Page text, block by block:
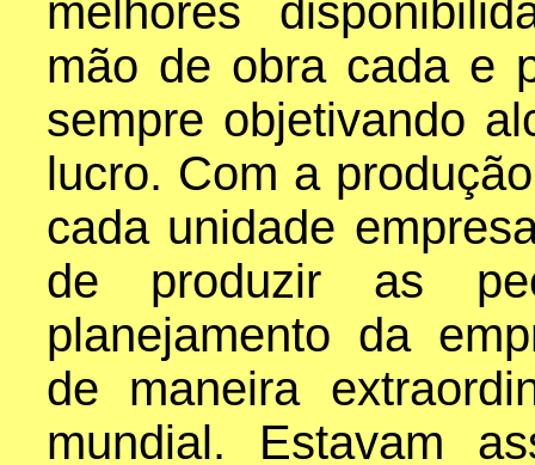
melhores
mão de obra cada e
sempre objetivando
lucro. Com a
cada unidade
de produzir as
planejamento da
de maneira
mundial. Estavam